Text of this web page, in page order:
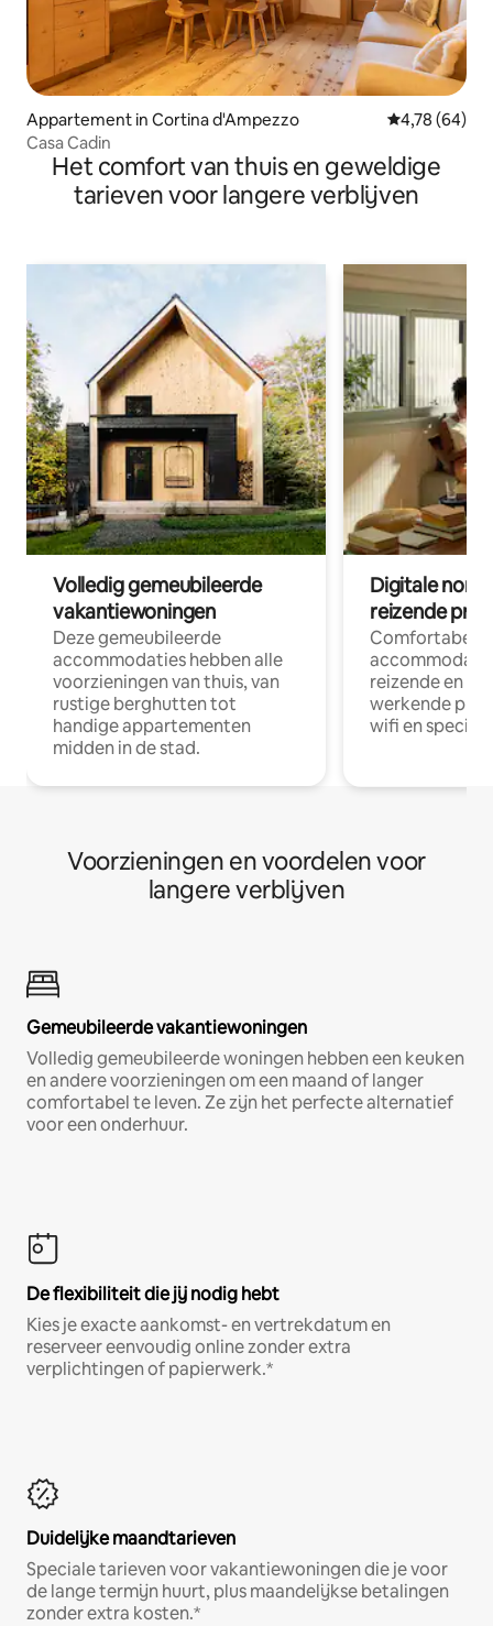
Appartement in Cortina d'Ampezzo Gemiddelde
4,78 (64)
Casa Cadin
Het comfort van thuis en geweldige
tarieven voor langere verblijven
Volledig gemeubileerde
vakantiewoningen
Deze gemeubileerde
accommodaties hebben alle
voorzieningen van thuis, van
rustige berghutten tot
handige appartementen
midden in de stad.
Digitale
reizende
Comfortabele
reizende en
werkende
wifi en
Voorzieningen en voordelen voor
langere verblijven
Gemeubileerde vakantiewoningen
Volledig gemeubileerde woningen hebben een keuken
en andere voorzieningen om een maand of langer
comfortabel te leven. Ze zijn het perfecte alternatief
voor een onderhuur.
De flexibiliteit die jij nodig hebt
Kies je exacte aankomst- en vertrekdatum en
reserveer eenvoudig online zonder extra
verplichtingen of papierwerk.*
Duidelijke maandtarieven
Speciale tarieven voor vakantiewoningen die je voor
de lange termijn huurt, plus maandelijkse betalingen
zonder extra kosten.*